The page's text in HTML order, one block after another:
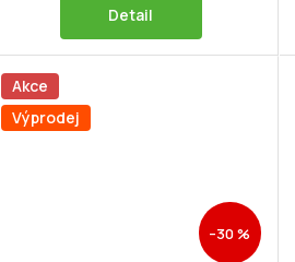
Detail
Akce
Výprodej
–30 %